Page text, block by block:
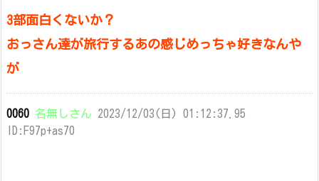
3部面白くないか？
おっさん達が旅行するあの感じめっちゃ好きなんや
が
0060 名無しさん 2023/12/03(日) 01:12:37.95
ID:F97p+as70